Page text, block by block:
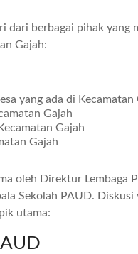
dari berbagai pihak yang
Gajah:
yang ada di Kecamatan
Gajah
Gajah
Gajah
oleh Direktur Lembaga
Sekolah PAUD.
utama: